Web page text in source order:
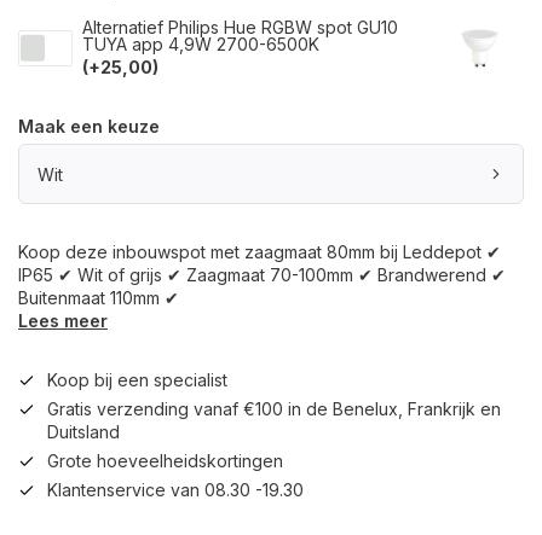
Alternatief Philips Hue RGBW spot GU10
TUYA app 4,9W 2700-6500K
(+25,00)
Maak een keuze
Wit
Koop deze inbouwspot met zaagmaat 80mm bij Leddepot ✔
IP65 ✔ Wit of grijs ✔ Zaagmaat 70-100mm ✔ Brandwerend ✔
Buitenmaat 110mm ✔
Lees meer
Koop bij een specialist
Gratis verzending vanaf €100 in de Benelux, Frankrijk en
Duitsland
Grote hoeveelheidskortingen
Klantenservice van 08.30 -19.30